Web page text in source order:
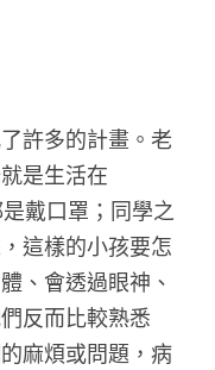
許多的計畫。老
是生活在
戴口罩；同學之
這樣的小孩要怎
、會透過眼神、
反而比較熟悉
麻煩或問題，病